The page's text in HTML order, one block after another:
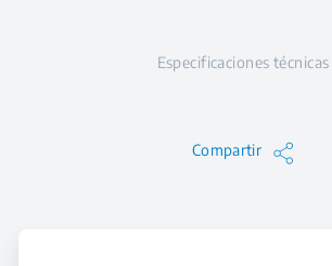
Especificaciones técnicas
Compartir